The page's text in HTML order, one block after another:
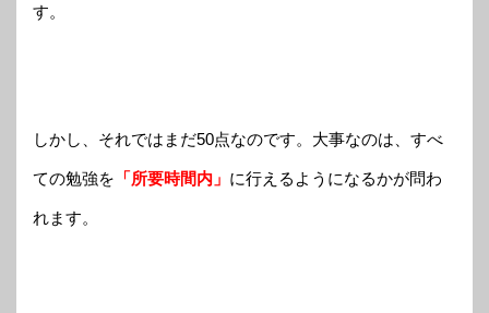
す。
しかし、それではまだ50点なのです。大事なのは、すべ
ての勉強を 「所要時間内」 に行えるようになるかが問わ
れます。